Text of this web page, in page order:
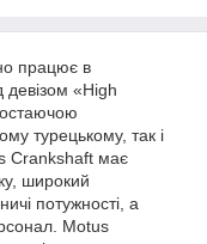
працює в
девізом «High
турецькому, так і
Crankshaft має
широкий
потужності, а
Motus